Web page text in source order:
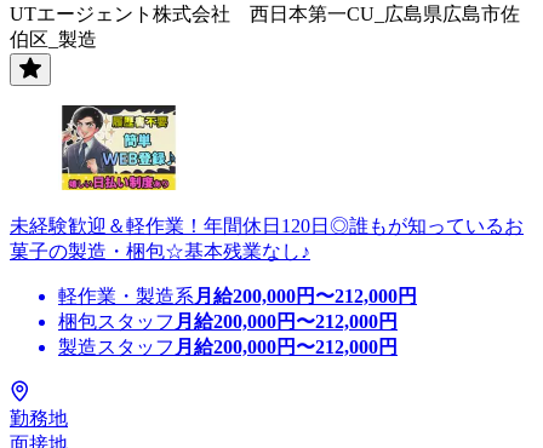
UTエージェント株式会社 西日本第一CU_広島県広島市佐
伯区_製造
未経験歓迎＆軽作業！年間休日120日◎誰もが知っているお
菓子の製造・梱包☆基本残業なし♪
軽作業・製造系 月給200,000円〜212,000円
梱包スタッフ 月給200,000円〜212,000円
製造スタッフ 月給200,000円〜212,000円
勤務地
面接地